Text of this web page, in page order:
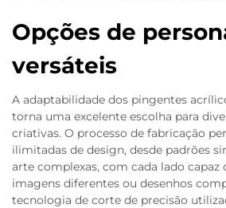
Opções de
versáteis
A adaptabilidade dos pingentes
torna uma excelente escolha para
criativas. O processo de fabricação
ilimitadas de design, desde padrões
arte complexas, com cada lado capaz
imagens diferentes ou desenhos
tecnologia de corte de precisão